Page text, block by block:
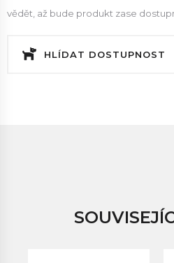
vědět, až bude produkt zase
HLÍDAT DOSTUPNOST